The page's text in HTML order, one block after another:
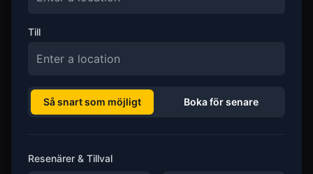
Till
Så snart som möjligt Boka för senare
Resenärer & Tillval